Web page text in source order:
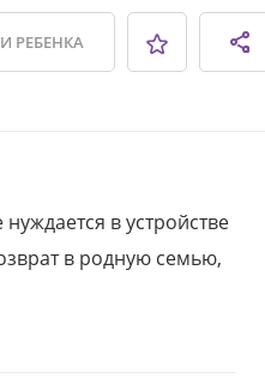
РЕБЕНКА
в устройстве
в родную семью,